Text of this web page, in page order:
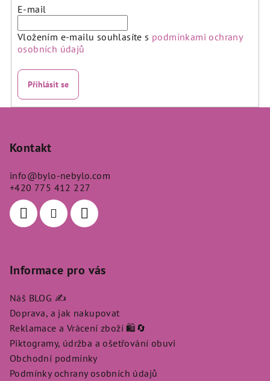
E-mail
Vložením e-mailu souhlasíte s podmínkami ochrany
osobních údajů
Přihlásit se
Kontakt
info@bylo-nebylo.com
+420 775 412 227
Informace pro vás
Náš BLOG ✍️
Doprava, a jak nakupovat
Reklamace a Vrácení zboží 🛍️🔄
Piktogramy, údržba a ošetřování obuvi
Obchodní podmínky
Podmínky ochrany osobních údajů